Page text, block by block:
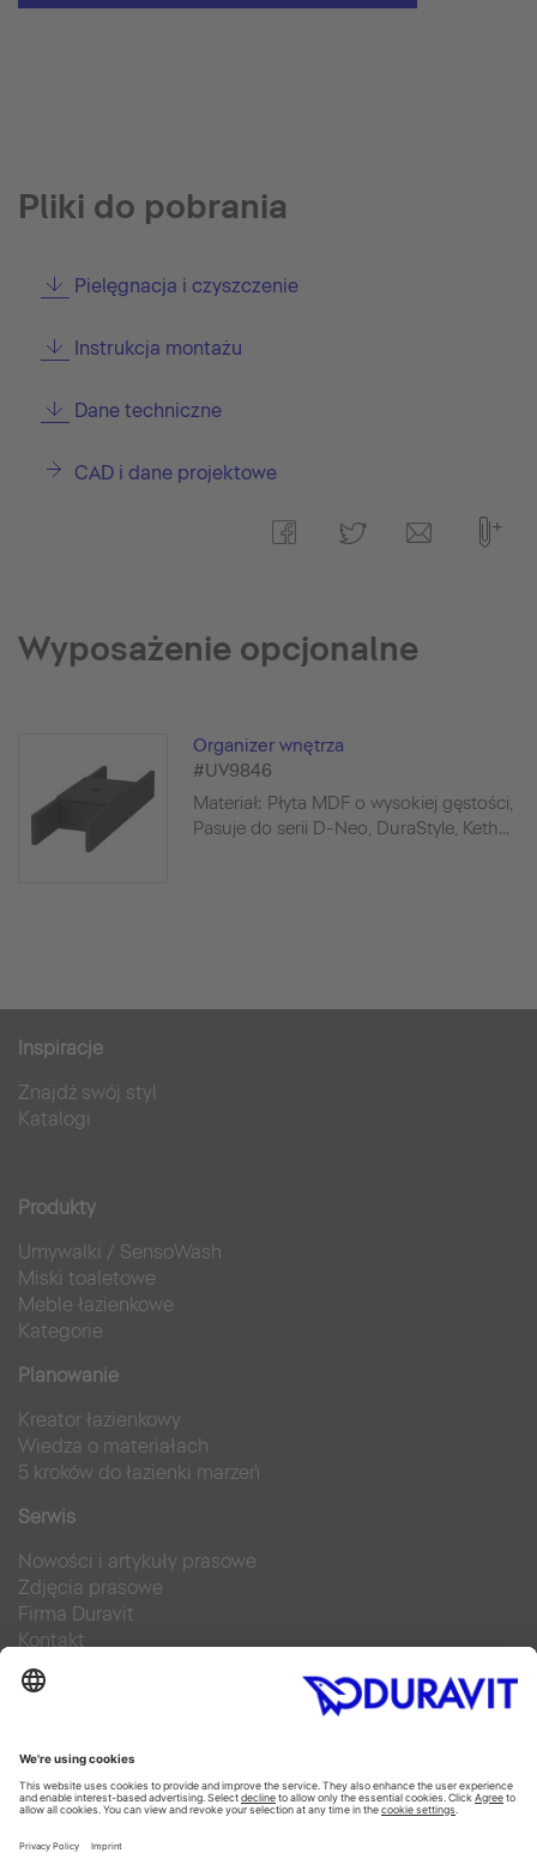
Pliki do pobrania
Pielęgnacja i czyszczenie
Instrukcja montażu
Dane techniczne
CAD i dane projektowe
Wyposażenie opcjonalne
Organizer wnętrza
#UV9846
Materiał: Płyta MDF o wysokiej gęstości,
Pasuje do serii D-Neo, DuraStyle, Keth...
Inspiracje
Znajdź swój styl
Katalogi
Produkty
Umywalki / SensoWash
Miski toaletowe
Meble łazienkowe
Kategorie
Planowanie
Kreator łazienkowy
Wiedza o materiałach
5 kroków do łazienki marzeń
Serwis
Nowości i artykuły prasowe
Zdjęcia prasowe
Firma Duravit
Kontakt
Najczęściej zadawane pytania
Facebook
Instagram
Pinterest
Blog